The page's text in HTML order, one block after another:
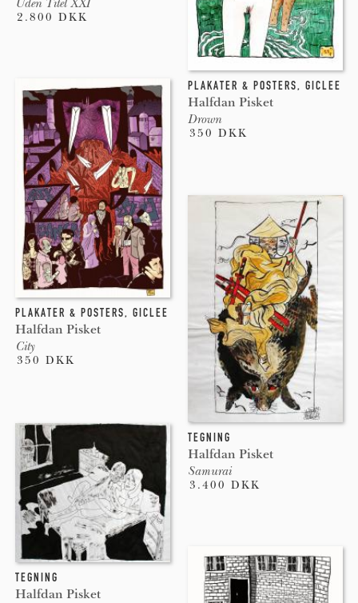
Uden Titel XXI
2.800 DKK
PLAKATER & POSTERS, GICLEE
Halfdan Pisket
Drown
350 DKK
PLAKATER & POSTERS, GICLEE
Halfdan Pisket
City
350 DKK
TEGNING
Halfdan Pisket
Samurai
3.400 DKK
TEGNING
Halfdan Pisket